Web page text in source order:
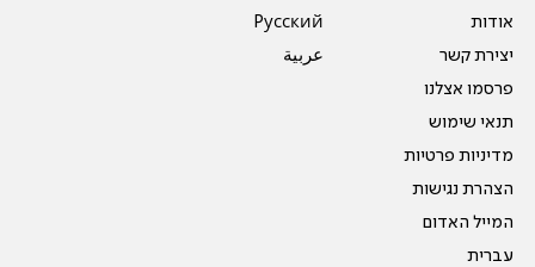
אודות
יצירת קשר
פרסמו אצלנו
תנאי שימוש
מדיניות פרטיות
הצהרת נגישות
המייל האדום
עברית
Pусский
عربية